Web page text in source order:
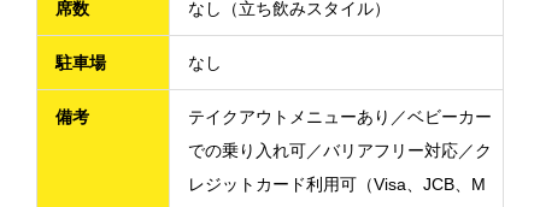
席数 なし（立ち飲みスタイル）
駐車場 なし
備考
テイクアウトメニューあり／ベビーカー
での乗り入れ可／バリアフリー対応／ク
レジットカード利用可（Visa、JCB、M